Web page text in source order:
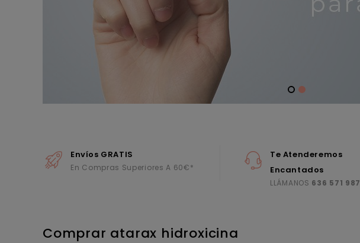
Envíos GRATIS
En Compras Superiores A 60€*
Te Atenderemos
Encantados
LLÁMANOS 636 571 987
Comprar atarax hidroxicina